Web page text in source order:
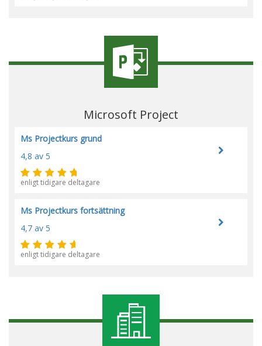
Microsoft Project
Ms Projectkurs grund
4,8 av 5
enligt tidigare deltagare
Ms Projectkurs fortsättning
4,7 av 5
enligt tidigare deltagare